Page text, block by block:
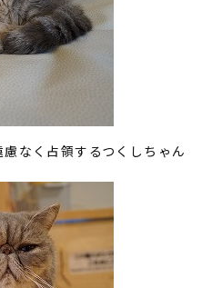
なく占領するつくしちゃん